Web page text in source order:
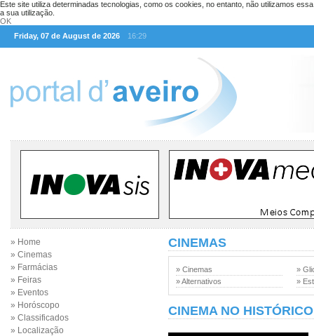
Este site utiliza determinadas tecnologias, como os cookies, no entanto, não utilizamos
a sua utilização.
OK
Friday, 07 de August de 2026
16:29
» Home
» Cinemas
» Farmácias
» Feiras
» Eventos
» Horóscopo
» Classificados
» Localização
CINEMAS
» Cinemas
» Alternativos
»
»
CINEMA NO HISTÓRICO